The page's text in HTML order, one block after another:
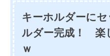
キーホルダーに
ルダー完成！ 楽
ｗ